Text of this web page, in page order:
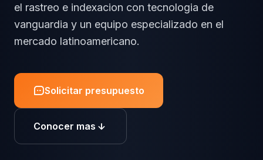
el rastreo e indexacion con tecnologia de
vanguardia y un equipo especializado en el
mercado latinoamericano.
Solicitar presupuesto
Conocer mas